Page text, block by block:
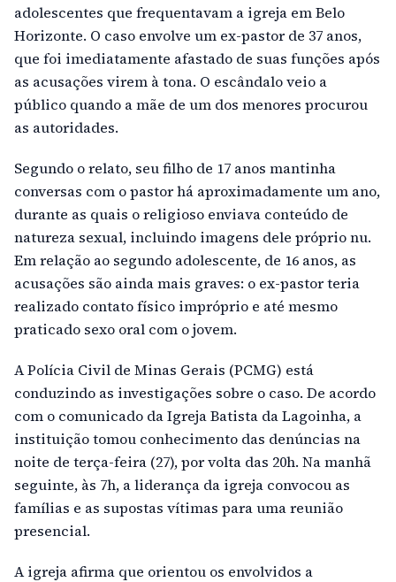
adolescentes que frequentavam a igreja em Belo
Horizonte. O caso envolve um ex-pastor de 37 anos,
que foi imediatamente afastado de suas funções após
as acusações virem à tona. O escândalo veio a
público quando a mãe de um dos menores procurou
as autoridades.
Segundo o relato, seu filho de 17 anos mantinha
conversas com o pastor há aproximadamente um ano,
durante as quais o religioso enviava conteúdo de
natureza sexual, incluindo imagens dele próprio nu.
Em relação ao segundo adolescente, de 16 anos, as
acusações são ainda mais graves: o ex-pastor teria
realizado contato físico impróprio e até mesmo
praticado sexo oral com o jovem.
A Polícia Civil de Minas Gerais (PCMG) está
conduzindo as investigações sobre o caso. De acordo
com o comunicado da Igreja Batista da Lagoinha, a
instituição tomou conhecimento das denúncias na
noite de terça-feira (27), por volta das 20h. Na manhã
seguinte, às 7h, a liderança da igreja convocou as
famílias e as supostas vítimas para uma reunião
presencial.
A igreja afirma que orientou os envolvidos a